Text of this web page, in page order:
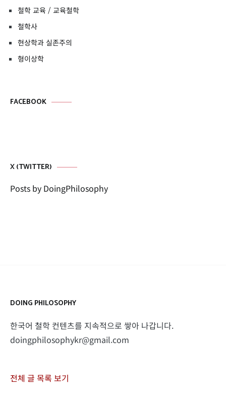
철학 교육 / 교육철학
철학사
현상학과 실존주의
형이상학
FACEBOOK
X (TWITTER)
Posts by DoingPhilosophy
DOING PHILOSOPHY
한국어 철학 컨텐츠를 지속적으로 쌓아 나갑니다.
doingphilosophykr@gmail.com
전체 글 목록 보기